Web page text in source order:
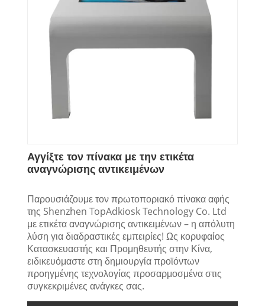
Αγγίξτε τον πίνακα με την ετικέτα
αναγνώρισης αντικειμένων
Παρουσιάζουμε τον πρωτοποριακό πίνακα αφής
της Shenzhen TopAdkiosk Technology Co. Ltd
με ετικέτα αναγνώρισης αντικειμένων – η απόλυτη
λύση για διαδραστικές εμπειρίες! Ως κορυφαίος
Κατασκευαστής και Προμηθευτής στην Κίνα,
ειδικευόμαστε στη δημιουργία προϊόντων
προηγμένης τεχνολογίας προσαρμοσμένα στις
συγκεκριμένες ανάγκες σας.